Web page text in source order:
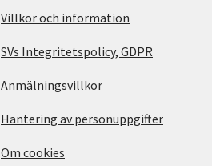
Villkor och information
SVs Integritetspolicy, GDPR
Anmälningsvillkor
Hantering av personuppgifter
Om cookies